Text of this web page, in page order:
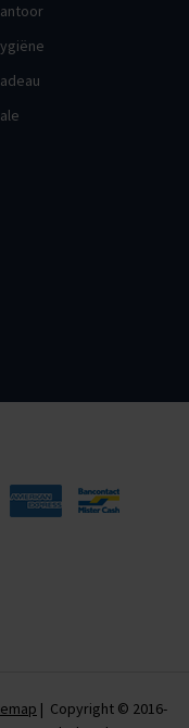
| Copyright © 2016-